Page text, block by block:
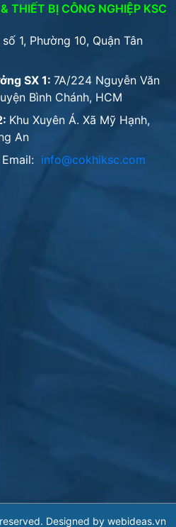
THIẾT BỊ CÔNG NGHIỆP KSC
1, Phường 10, Quận Tân
SX 1:7A/224 Nguyễn Văn
Bình Chánh, HCM
Khu Xuyên Á. Xã Mỹ Hạnh,
An
info@cokhiksc.com
Designed by webideas.vn